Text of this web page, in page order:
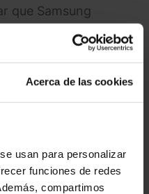
Acerca de las cookies
usan para personalizar
funciones de redes
compartimos
que Samsung
muchos de
la brecha en